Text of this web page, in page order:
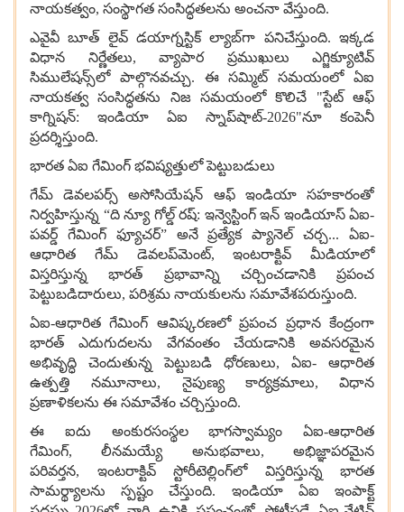
నాయకత్వం, సంస్థాగత సంసిద్ధతలను అంచనా వేస్తుంది.
ఎవైవీ బూత్ లైవ్ డయాగ్నస్టిక్ ల్యాబ్‌గా పనిచేస్తుంది. ఇక్కడ
విధాన నిర్ణేతలు, వ్యాపార ప్రముఖులు ఎగ్జిక్యూటివ్
సిములేషన్స్‌లో పాల్గొనవచ్చు. ఈ సమ్మిట్ సమయంలో ఏఐ
నాయకత్వ సంసిద్ధతను నిజ సమయంలో కొలిచే "స్టేట్ ఆఫ్
కాగ్నిషన్: ఇండియా ఏఐ స్నాప్‌షాట్-2026"నూ కంపెనీ
ప్రదర్శిస్తుంది.
భారత ఏఐ గేమింగ్ భవిష్యత్తులో పెట్టుబడులు
గేమ్ డెవలపర్స్ అసోసియేషన్ ఆఫ్ ఇండియా సహకారంతో
నిర్వహిస్తున్న “ది న్యూ గోల్డ్ రష్: ఇన్వెస్టింగ్ ఇన్ ఇండియాస్ ఏఐ-
పవర్డ్ గేమింగ్ ఫ్యూచర్” అనే ప్రత్యేక ప్యానెల్ చర్చ...ఏఐ-
ఆధారిత గేమ్ డెవలప్‌మెంట్,ఇంటరాక్టివ్ మీడియాలో
విస్తరిస్తున్న భారత్ ప్రభావాన్ని చర్చించడానికి ప్రపంచ
పెట్టుబడిదారులు, పరిశ్రమ నాయకులను సమావేశపరుస్తుంది.
ఏఐ-ఆధారిత గేమింగ్ ఆవిష్కరణలో ప్రపంచ ప్రధాన కేంద్రంగా
భారత్ ఎదుగుదలను వేగవంతం చేయడానికి అవసరమైన
అభివృద్ధి చెందుతున్న పెట్టుబడి ధోరణులు, ఏఐ- ఆధారిత
ఉత్పత్తి నమూనాలు, నైపుణ్య కార్యక్రమాలు, విధాన
ప్రణాళికలను ఈ సమావేశం చర్చిస్తుంది.
ఈ ఐదు అంకురసంస్థల భాగస్వామ్యం ఏఐ-ఆధారిత
గేమింగ్,లీనమయ్యే అనుభవాలు,అభిజ్ఞాపరమైన
పరివర్తన, ఇంటరాక్టివ్ స్టోరీటెల్లింగ్‌లో విస్తరిస్తున్న భారత
సామర్థ్యాలను స్పష్టం చేస్తుంది. ఇండియా ఏఐ ఇంపాక్ట్